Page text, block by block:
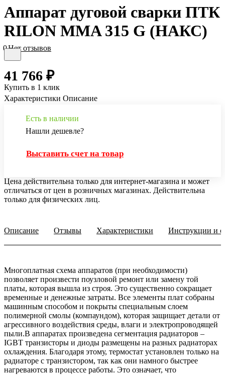
Аппарат дуговой сварки ПТК
RILON MMA 315 G (НАКС)
0Нет отзывов
41 766 ₽
Купить в 1 клик
Характеристики Описание
Есть в наличии
Нашли дешевле?
Выставить счет на товар
Цена действительна только для интернет-магазина и может
отличаться от цен в розничных магазинах. Действительна
только для физических лиц.
Описание Отзывы Характеристики Инструкции и
Многоплатная схема аппаратов (при необходимости)
позволяет произвести поузловой ремонт или замену той
платы, которая вышла из строя. Это существенно сокращает
временные и денежные затраты. Все элементы плат собраны
машинным способом и покрыты специальным слоем
полимерной смолы (компаундом), которая защищает детали от
агрессивного воздействия среды, влаги и электропроводящей
пыли.В аппаратах произведена сегментация радиаторов –
IGBT транзисторы и диоды размещены на разных радиаторах
охлаждения. Благодаря этому, термостат установлен только на
радиаторе с транзистором, так как они намного быстрее
нагреваются в процессе работы. Это означает, что